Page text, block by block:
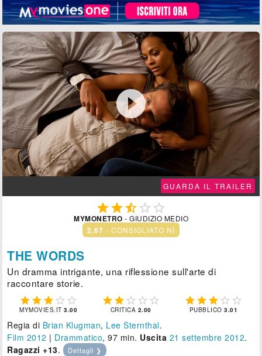

GUARDA IL TRAILER
  
MYMONETRO - GIUDIZIO MEDIO
2.67 - CONSIGLIATO NÌ
THE WORDS
Un dramma intrigante, una riflessione sull'arte di
raccontare storie.
    
MYMOVIES.IT3.00
    
CRITICA 2.00
    
PUBBLICO3.01
Regia di Brian Klugman, Lee Sternthal.
Film 2012 | Drammatico, 97 min. Uscita 21 settembre 2012.
Ragazzi +13. Dettagli ❯